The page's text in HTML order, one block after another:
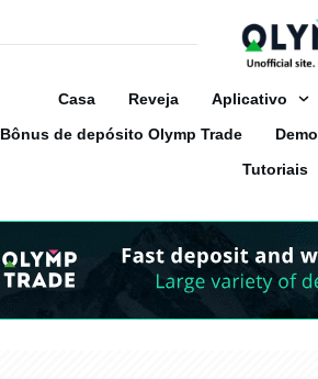
Casa Reveja Аplicativo
Bônus de depósito Olymp Trade
Demo
Tutoriais